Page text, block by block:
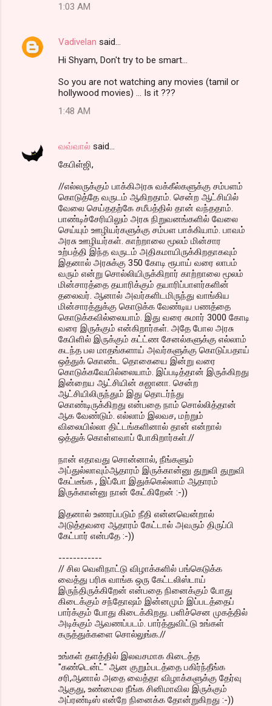
1:03 AM
Vadivelan said…
Hi Shyam, Don't try to be smart...
So you are not watching any movies (tamil or
hollywood movies) ... Is it ???
1:48 AM
வவ்வால் said…
கேபிள்ஜி,
//எல்லருக்கும் பாக்கிஅரசு வக்கீல்களுக்கு சம்பளம்
கொடுத்தே வருடம் ஆகிறதாம். சென்ற ஆட்சியில்
வேலை செய்ததற்கே சமீபத்தில் தான் வந்ததாம்.
பாண்டிச்சேரியிலும் அரசு நிறுவனங்களில் வேலை
செய்யும் ஊழியர்களுக்கு சம்பள பாக்கியாம். பாவம்
அரசு ஊழியர்கள். காற்றாலை மூலம் மின்சார
உற்பத்தி இந்த வருடம் அதிகமாயிருக்கிறதாகவும்
இதனால் அரசுக்கு 350 கோடி ரூபாய் வரை லாபம்
வரும் என்று சொல்லியிருக்கிறார் காற்றாலை மூலம்
மின்சாரத்தை தயாரிக்கும் தயாரிப்பாளர்களின்
தலைவர். ஆனால் அவர்களிடமிருந்து வாங்கிய
மின்சாரத்துக்கு கொடுக்க வேண்டிய பணத்தை
கொடுக்கவில்லையாம். இது வரை சுமார் 3000 கோடி
வரை இருக்கும் என்கிறார்கள். அதே போல அரசு
கேபிளில் இருக்கும் கட்ட்ண சேனல்களுக்கு எல்லாம்
கடந்த பல மாதங்களாய் அவர்களுக்கு கொடுப்பதாய்
ஒத்துக் கொண்ட தொகையை இன்று வரை
கொடுக்கவேயில்லையாம். இப்படித்தான் இருக்கிறது
இன்றைய ஆட்சியின் கஜானா. சென்ற
ஆட்சியிலிருந்தும் இது தொடர்ந்து
கொண்டிருக்கிறது என்பதை நாம் சொல்லித்தான்
ஆக வேண்டும். எல்லாம் இலவச, மற்றும்
விலையில்லா திட்டங்களினால் தான் என்றால்
ஒத்துக் கொள்ளவாப் போகிறார்கள்.//
நான் எதாவது சொன்னால், நீங்களும்
அப்துல்லாவும்ஆதாரம் இருக்கான்னு துறுவி துறுவி
கேட்டீங்க , இப்போ இதுக்கெல்லாம் ஆதாரம்
இருக்கான்னு நான் கேட்கிறேன் :-))
இதனால் உணரப்படும் நீதி என்னவென்றால்
அடுத்தவரை ஆதாரம் கேட்டால் அவரும் திருப்பி
கேட்பார் என்பதே :-))
------------
// சில வெளிநாட்டு விழாக்களில் பங்கெடுக்க
வைத்து பரிசு வாங்க ஒரு கேட்டலிஸ்டாய்
இருந்திருக்கிறேன் என்பதை நினைக்கும் போது
கிடைக்கும் சந்தோஷம் இன்னமும் இப்படத்தைப்
பார்க்கும் போது கிடைக்கிறது. பளிச்சென முகத்தில்
அடிக்கும் ஆவணப்படம். பார்த்துவிட்டு உங்கள்
கருத்துக்களை சொல்லுங்க.//
உங்கள் தளத்தில் இலவசமாக கிடைத்த
"கண்டென்ட்" ஆன குறும்படத்தை பகிர்ந்தீங்க
சரி,ஆனால் அதை வைத்தா விழாக்களுக்கு தேர்வு
ஆகுது, உண்மைல நீங்க சினிமாவில இருக்கும்
அப்ரண்டிஸ் என்றே நினைக்க தோன்றுகிறது :-))